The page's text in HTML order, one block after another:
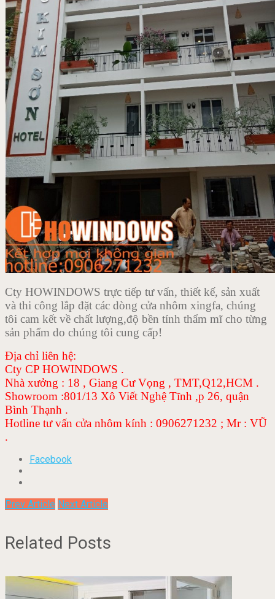
Cty HOWINDOWS trực tiếp tư vấn, thiết kế, sản xuất
và thi công lắp đặt các dòng cửa nhôm xingfa, chúng
tôi cam kết về chất lượng,độ bền tính thẩm mĩ cho từng
sản phẩm do chúng tôi cung cấp!
Địa chỉ liên hệ:
Cty CP HOWINDOWS .
Nhà xưởng : 18 , Giang Cư Vọng , TMT,Q12,HCM .
Showroom :801/13 Xô Viết Nghệ Tĩnh ,p 26, quận
Bình Thạnh .
Hotline tư vấn cửa nhôm kính : 0906271232 ; Mr : VŨ
.
Facebook
Prev Article Next Article
Related Posts